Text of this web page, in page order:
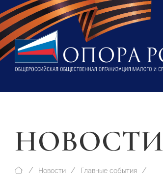
НОВОСТИ
Новости Главные события